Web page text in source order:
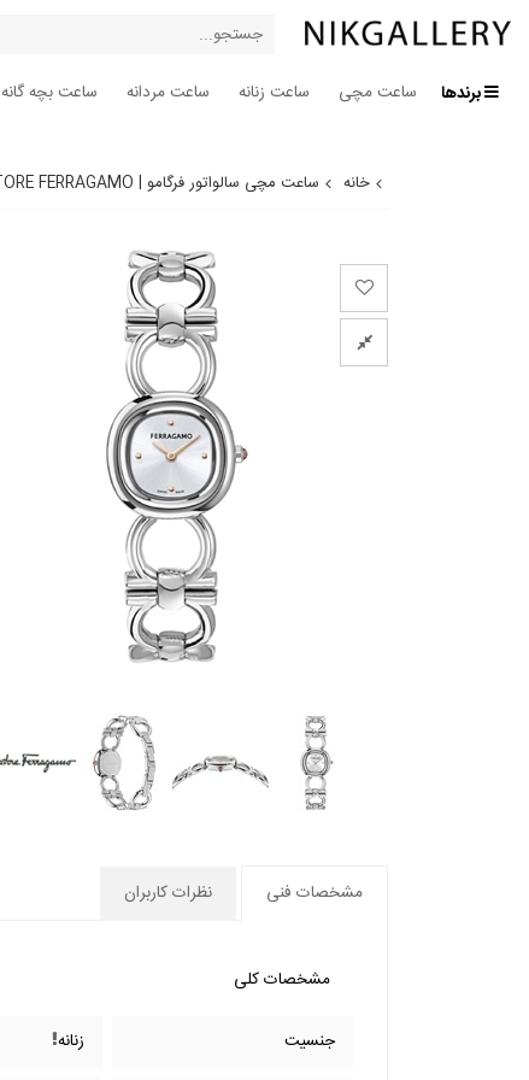
برندها ساعت مچی ساعت زنانه ساعت مردانه ساعت بچه گانه
خانه ساعت مچی سالواتور فرگامو | SALVATORE FERRAGAMO
مشخصات فنی نظرات کاربران
مشخصات کلی
جنسیت زنانه